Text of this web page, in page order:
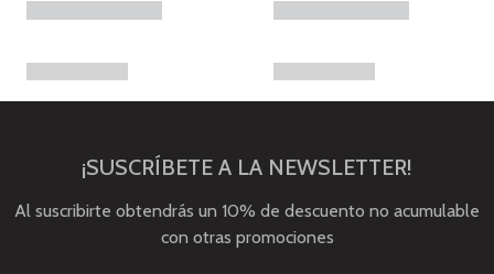
¡SUSCRÍBETE A LA NEWSLETTER!
Al suscribirte obtendrás un 10% de descuento no acumulable
con otras promociones